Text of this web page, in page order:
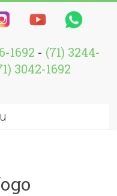
1692 - (71) 3244-
3042-1692